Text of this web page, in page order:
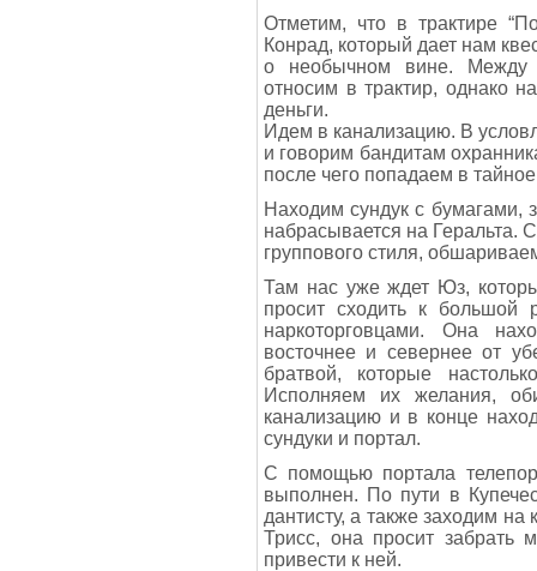
Отметим, что в трактире
Конрад, который дает нам
о необычном вине. Между
относим в трактир, однако
деньги.
Идем в канализацию. В
и говорим бандитам
после чего попадаем в
Находим сундук с бумагами,
набрасывается на Геральта.
группового стиля,
Там нас уже ждет Юз,
просит сходить к большой
наркоторговцами. Она
восточнее и севернее от
братвой, которые
Исполняем их желания,
канализацию и в конце
сундуки и портал.
С помощью портала
выполнен. По пути в
дантисту, а также заходим
Трисс, она просит забрать
привести к ней.